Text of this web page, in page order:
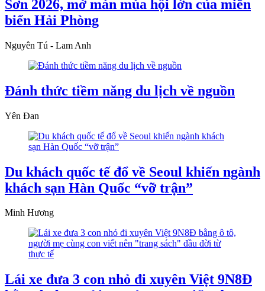
Sơn 2026, mở màn mùa hội lớn của miền
biển Hải Phòng
Nguyên Tú - Lam Anh
Đánh thức tiềm năng du lịch về nguồn
Yên Đan
Du khách quốc tế đổ về Seoul khiến ngành
khách sạn Hàn Quốc “vỡ trận”
Minh Hương
Lái xe đưa 3 con nhỏ đi xuyên Việt 9N8Đ